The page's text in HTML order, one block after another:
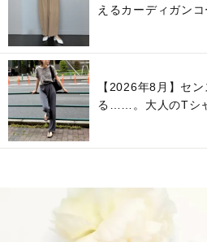
えるカーディガン
【2026年8月】セ
る……。大人のTシ